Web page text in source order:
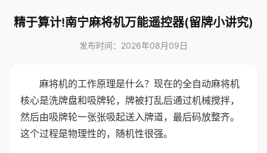
精于算计!南宁麻将机万能遥控器(留牌小讲究)
发布时间：2026年08月09日
麻将机的工作原理是什么？现在的全自动麻将机
核心是洗牌盘和吸牌轮，牌被打乱后通过机械搅拌，
然后由吸牌轮一张张吸起送入牌道，最后码放整齐。
这个过程是物理性的，随机性很强。